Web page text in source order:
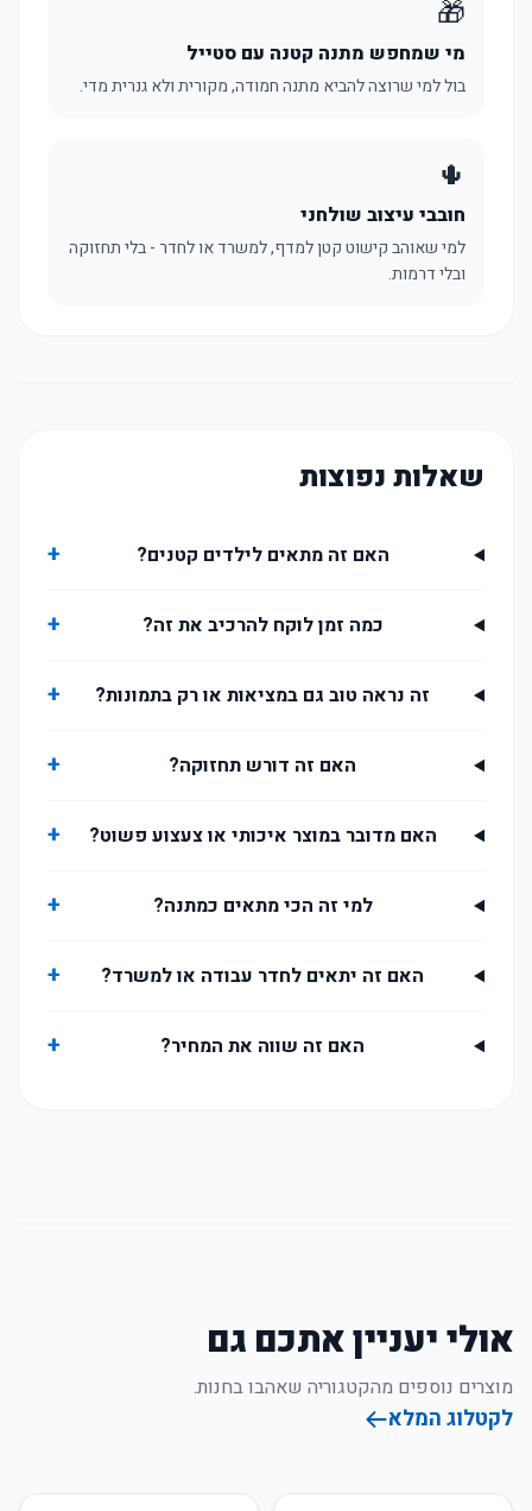
🎁
מי שמחפש מתנה קטנה עם סטייל
בול למי שרוצה להביא מתנה חמודה, מקורית ולא גנרית מדי.
🌵
חובבי עיצוב שולחני
למי שאוהב קישוט קטן למדף, למשרד או לחדר - בלי תחזוקה
ובלי דרמות.
שאלות נפוצות
האם זה מתאים לילדים קטנים? +
כמה זמן לוקח להרכיב את זה? +
זה נראה טוב גם במציאות או רק בתמונות? +
האם זה דורש תחזוקה? +
האם מדובר במוצר איכותי או צעצוע פשוט? +
למי זה הכי מתאים כמתנה? +
האם זה יתאים לחדר עבודה או למשרד? +
האם זה שווה את המחיר? +
אולי יעניין אתכם גם
מוצרים נוספים מהקטגוריה שאהבו בחנות.
לקטלוג המלא